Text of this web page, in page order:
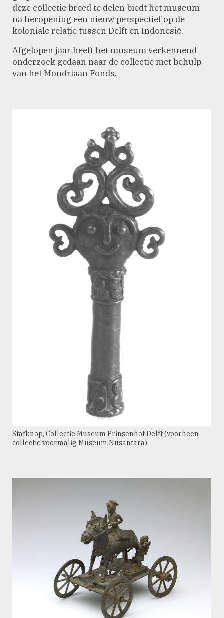
deze collectie breed te delen biedt het museum
na heropening een nieuw perspectief op de
koloniale relatie tussen Delft en Indonesië.
Afgelopen jaar heeft het museum verkennend
onderzoek gedaan naar de collectie met behulp
van het Mondriaan Fonds.
Stafknop, Collectie Museum Prinsenhof Delft (voorheen
collectie voormalig Museum Nusantara)